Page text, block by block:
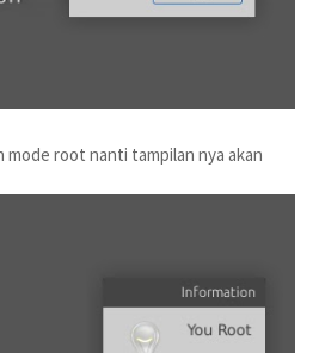
mode root nanti tampilan nya akan